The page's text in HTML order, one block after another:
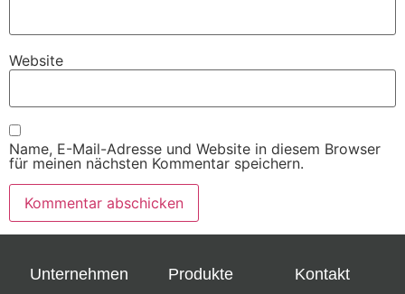
Website
Name, E-Mail-Adresse und Website in diesem Browser
für meinen nächsten Kommentar speichern.
Unternehmen Produkte Kontakt